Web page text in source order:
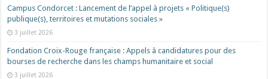
Campus Condorcet : Lancement de l’appel à projets « Politique(s)
publique(s), territoires et mutations sociales »
3 juillet 2026
Fondation Croix-Rouge française : Appels à candidatures pour des
bourses de recherche dans les champs humanitaire et social
3 juillet 2026